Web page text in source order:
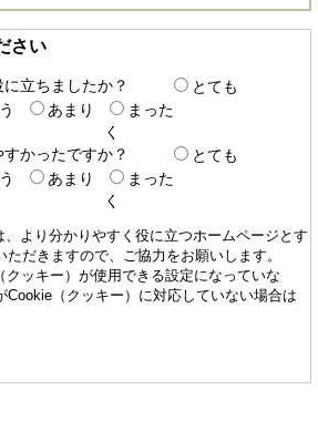
さい
立ちましたか？
とても
あまり
まった
く
かったですか？
とても
あまり
まった
く
より分かりやすく役に立つホームページとす
ただきますので、ご協力をお願いします。
ッキー）が使用できる設定になっていな
Cookie（クッキー）に対応していない場合は